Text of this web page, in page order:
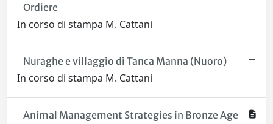
Ordiere
In corso di stampa M. Cattani
Nuraghe e villaggio di Tanca Manna (Nuoro)
In corso di stampa M. Cattani
Animal Management Strategies in Bronze Age